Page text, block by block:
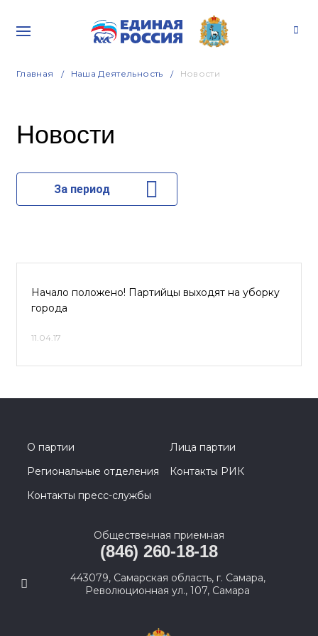
Главная Наша Деятельность Новости
Новости
За период
Начало положено! Партийцы выходят на уборку
города
11.04.17
О партии
Лица партии
Региональные отделения
Контакты РИК
Контакты пресс-службы
Общественная приемная
(846) 260-18-18
443079, Самарская область, г. Самара,
Революционная ул., 107, Самара